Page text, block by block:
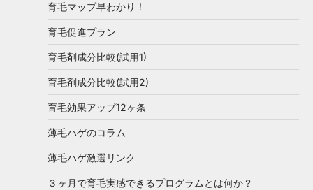
育毛マップ早わかり！
育毛促進プラン
育毛剤成分比較(試用1)
育毛剤成分比較(試用2)
育毛効果アップ12ヶ条
薄毛ハゲのコラム
薄毛ハゲ激選リンク
３ヶ月で育毛実感できるプログラムとは何か？